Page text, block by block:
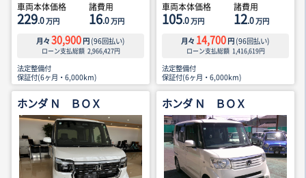
車両本体価格
229.0万円
諸費用
16.0万円
月々 30,900 円 (96回払い)
ローン支払総額 2,966,427円
法定整備付
保証付(6ヶ月・6,000km)
車両本体価格
105.0万円
諸費用
12.0万円
月々 14,700 円 (96回払い)
ローン支払総額 1,416,619円
法定整備付
保証付(6ヶ月・6,000km)
ホンダ Ｎ ＢＯＸ ホンダ Ｎ ＢＯＸ